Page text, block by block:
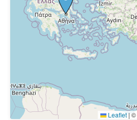
Leaflet | ©